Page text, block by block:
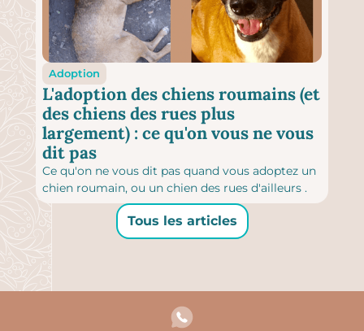
Adoption
L'adoption des chiens roumains (et
des chiens des rues plus
largement) : ce qu'on vous ne vous
dit pas
Ce qu'on ne vous dit pas quand vous adoptez un
chien roumain, ou un chien des rues d'ailleurs .
Tous les articles